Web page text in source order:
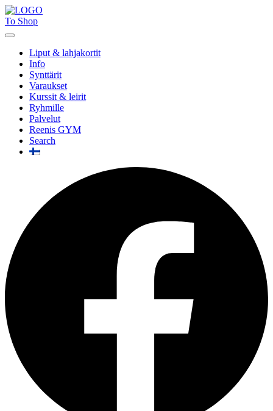
To Shop
Liput & lahjakortit
Info
Synttärit
Varaukset
Kurssit & leirit
Ryhmille
Palvelut
Reenis GYM
Search